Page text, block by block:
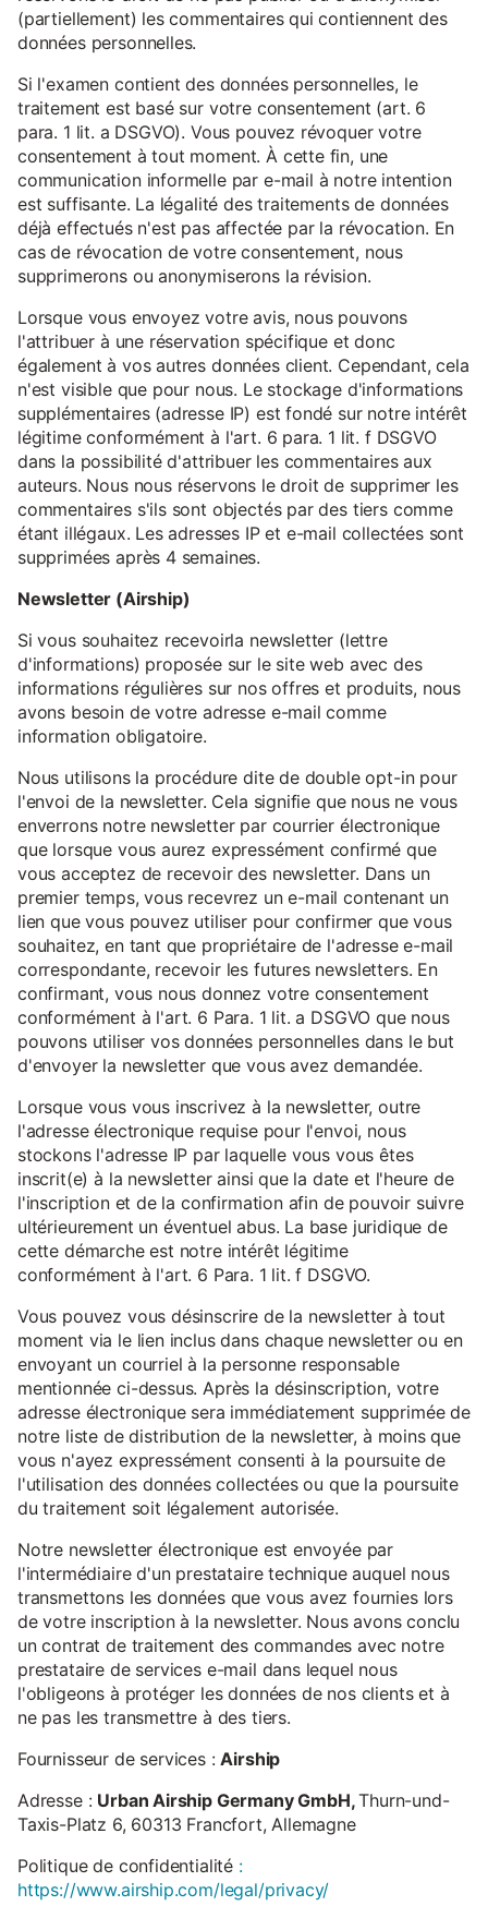
(partiellement) les commentaires qui contiennent des
données personnelles.
Si l'examen contient des données personnelles, le
traitement est basé sur votre consentement (art. 6
para. 1 lit. a DSGVO). Vous pouvez révoquer votre
consentement à tout moment. À cette fin, une
communication informelle par e-mail à notre intention
est suffisante. La légalité des traitements de données
déjà effectués n'est pas affectée par la révocation. En
cas de révocation de votre consentement, nous
supprimerons ou anonymiserons la révision.
Lorsque vous envoyez votre avis, nous pouvons
l'attribuer à une réservation spécifique et donc
également à vos autres données client. Cependant, cela
n'est visible que pour nous. Le stockage d'informations
supplémentaires (adresse IP) est fondé sur notre intérêt
légitime conformément à l'art. 6 para. 1 lit. f DSGVO
dans la possibilité d'attribuer les commentaires aux
auteurs. Nous nous réservons le droit de supprimer les
commentaires s'ils sont objectés par des tiers comme
étant illégaux. Les adresses IP et e-mail collectées sont
supprimées après 4 semaines.
Newsletter (Airship)
Si vous souhaitez recevoirla newsletter (lettre
d'informations) proposée sur le site web avec des
informations régulières sur nos offres et produits, nous
avons besoin de votre adresse e-mail comme
information obligatoire.
Nous utilisons la procédure dite de double opt-in pour
l'envoi de la newsletter. Cela signifie que nous ne vous
enverrons notre newsletter par courrier électronique
que lorsque vous aurez expressément confirmé que
vous acceptez de recevoir des newsletter. Dans un
premier temps, vous recevrez un e-mail contenant un
lien que vous pouvez utiliser pour confirmer que vous
souhaitez, en tant que propriétaire de l'adresse e-mail
correspondante, recevoir les futures newsletters. En
confirmant, vous nous donnez votre consentement
conformément à l'art. 6 Para. 1 lit. a DSGVO que nous
pouvons utiliser vos données personnelles dans le but
d'envoyer la newsletter que vous avez demandée.
Lorsque vous vous inscrivez à la newsletter, outre
l'adresse électronique requise pour l'envoi, nous
stockons l'adresse IP par laquelle vous vous êtes
inscrit(e) à la newsletter ainsi que la date et l'heure de
l'inscription et de la confirmation afin de pouvoir suivre
ultérieurement un éventuel abus. La base juridique de
cette démarche est notre intérêt légitime
conformément à l'art. 6 Para. 1 lit. f DSGVO.
Vous pouvez vous désinscrire de la newsletter à tout
moment via le lien inclus dans chaque newsletter ou en
envoyant un courriel à la personne responsable
mentionnée ci-dessus. Après la désinscription, votre
adresse électronique sera immédiatement supprimée de
notre liste de distribution de la newsletter, à moins que
vous n'ayez expressément consenti à la poursuite de
l'utilisation des données collectées ou que la poursuite
du traitement soit légalement autorisée.
Notre newsletter électronique est envoyée par
l'intermédiaire d'un prestataire technique auquel nous
transmettons les données que vous avez fournies lors
de votre inscription à la newsletter. Nous avons conclu
un contrat de traitement des commandes avec notre
prestataire de services e-mail dans lequel nous
l'obligeons à protéger les données de nos clients et à
ne pas les transmettre à des tiers.
Fournisseur de services :Airship
Adresse : Urban Airship Germany GmbH,Thurn-und-
Taxis-Platz 6, 60313 Francfort, Allemagne
Politique de confidentialité :
https://www.airship.com/legal/privacy/